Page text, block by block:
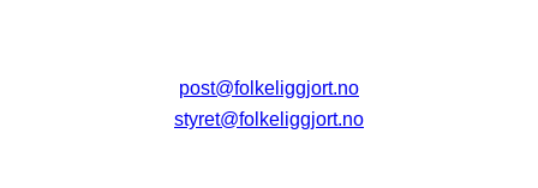
post@folkeliggjort.no
styret@folkeliggjort.no